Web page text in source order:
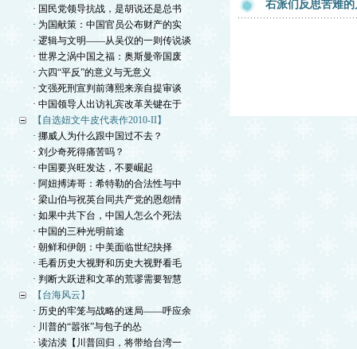
· 国民党领导抗战，是胡说还是总书
· 为国献策：中国官员公布财产的实
· 逻辑与文明——从吴仪的一则传说谈
· 世界之涡中国之福：奥斯曼帝国废
· 六四“平反”的意义与无意义
· 文强死刑宣判前薄熙来亲自提审谈
· 中国领导人出访礼宾改革关键在于
【自选妞文牛皮代表作2010-II】
· 挪威人为什么跟中国过不去？
· 刘少奇死得痛苦吗？
· 中国要兴旺发达，不要崛起
· 阿妞搏涛哥：希特勒的合法性与中
· 梁山伯与祝英台同共产党的恩怨情
· 如果中共下台，中国人怎么个死法
· 中国的三种光明前途
· 朝鲜和伊朗：中美面临世纪抉择
· 毛看历史大视野和历史大视野看毛
· 判断大跃进和文革的荒谬需要智慧
【台海风云】
· 历史的牢笼与战略的迷局——呼应余
· 川普的“嚣张”与包子的怂
· 读沽渎【川普回归，将带给台湾一
右派们反思苦难